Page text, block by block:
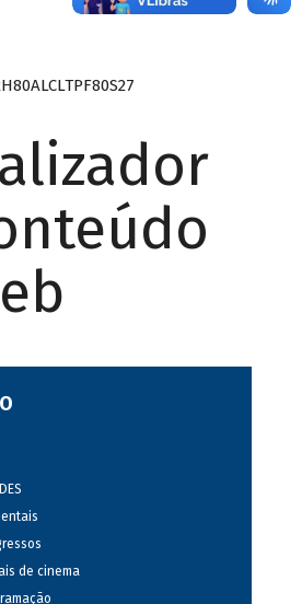
de cinema